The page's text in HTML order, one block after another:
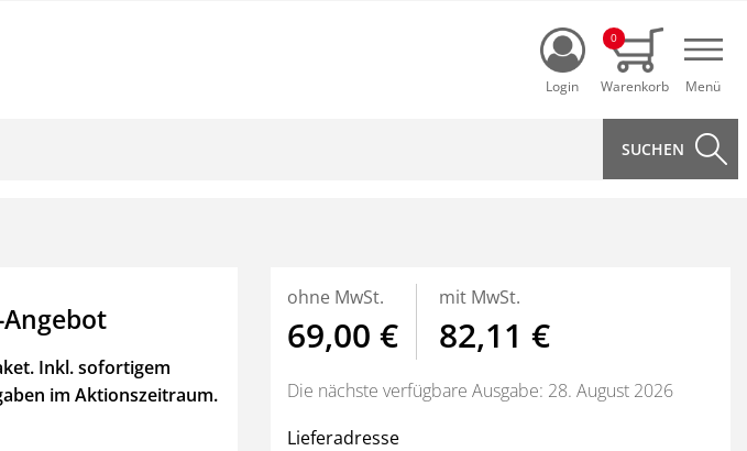
Login
0
Inkl. sofortigem
im Aktionszeitraum.
ohne MwSt.
69,00 €
mit MwSt.
82,11 €
Die nächste verfügbare Ausgabe: 28. August 2026
Lieferadresse